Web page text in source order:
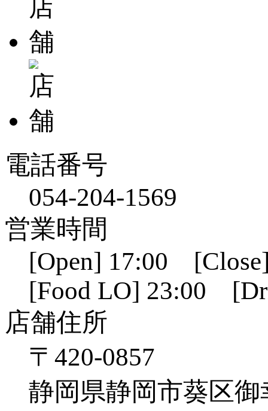
電話番号
054-204-1569
営業時間
[Open] 17:00
[Food LO] 23:00
店舗住所
〒420-0857
静岡県静岡市葵区御